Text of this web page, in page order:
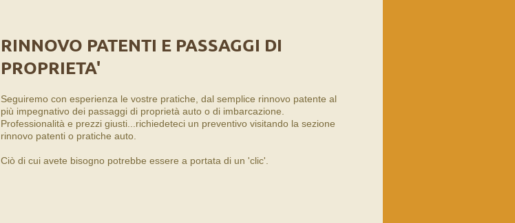
RINNOVO PATENTI E PASSAGGI DI
PROPRIETA'
Seguiremo con esperienza le vostre pratiche, dal semplice rinnovo patente al
più impegnativo dei passaggi di proprietà auto o di imbarcazione.
Professionalità e prezzi giusti...richiedeteci un preventivo visitando la sezione
rinnovo patenti o pratiche auto.
Ciò di cui avete bisogno potrebbe essere a portata di un 'clic'.